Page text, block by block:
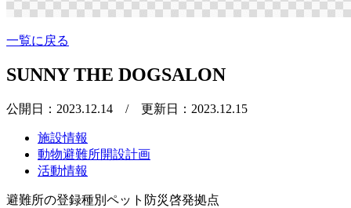
一覧に戻る
SUNNY THE DOGSALON
公開日：2023.12.14 / 更新日：2023.12.15
施設情報
動物避難所開設計画
活動情報
避難所の登録種別 ペット防災啓発拠点